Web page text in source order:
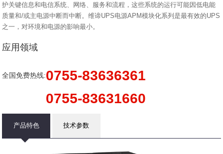
护关键信息和电信系统、网络、服务和流程，这些系统的运行可能因低电能
质量和/或主电源中断而中断。维谛UPS电源APM模块化系列是最有效的UPS
之一，对环境和电源的影响最小。
应用领域
全国免费热线:0755-83636361
0755-83631660
产品特色 技术参数